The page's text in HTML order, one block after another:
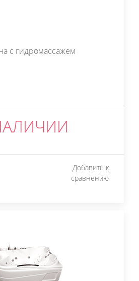
с гидромассажем
Добавить к
сравнению